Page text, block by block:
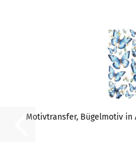
Motivtransfer, Bügelmotiv in